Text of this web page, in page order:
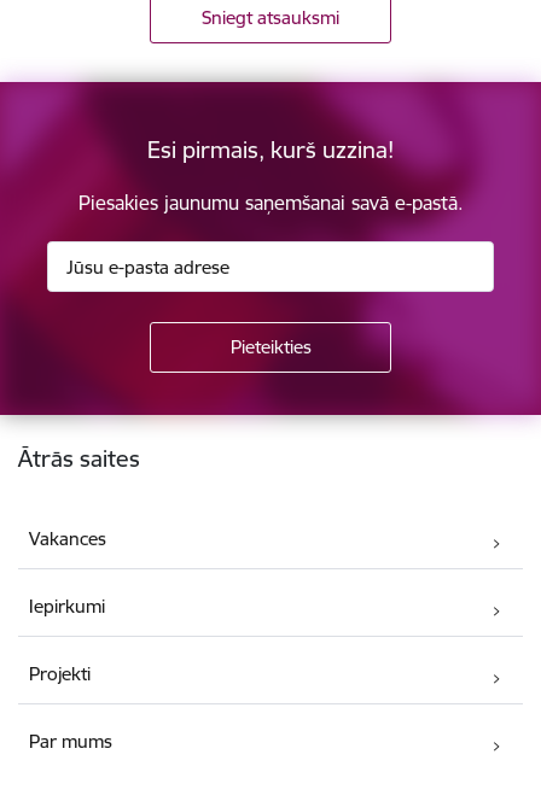
Sniegt atsauksmi
Esi pirmais, kurš uzzina!
Piesakies jaunumu saņemšanai savā e-pastā.
Kājene
Ātrās saites
Vakances
Iepirkumi
Projekti
Par mums